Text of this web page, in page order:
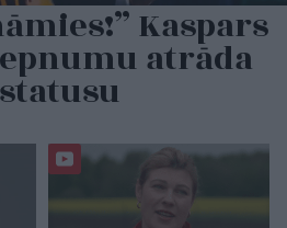
Kaspars
atrāda